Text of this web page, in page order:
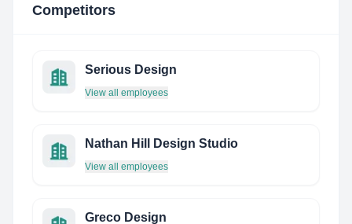
Competitors
Serious Design
View all employees
Nathan Hill Design Studio
View all employees
Greco Design